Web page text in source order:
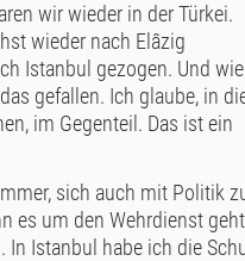
wir wieder in der Türkei.
wieder nach Elâzig
Istanbul gezogen. Und
gefallen. Ich glaube, in
im Gegenteil. Das ist ein
sich auch mit Politik
es um den Wehrdienst
In Istanbul habe ich die